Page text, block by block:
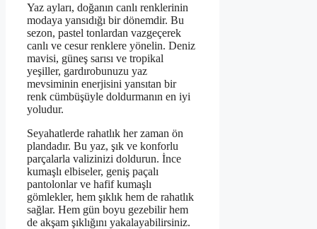
Yaz ayları, doğanın canlı renklerinin
modaya yansıdığı bir dönemdir. Bu
sezon, pastel tonlardan vazgeçerek
canlı ve cesur renklere yönelin. Deniz
mavisi, güneş sarısı ve tropikal
yeşiller, gardırobunuzu yaz
mevsiminin enerjisini yansıtan bir
renk cümbüşüyle doldurmanın en iyi
yoludur.
Seyahatlerde rahatlık her zaman ön
plandadır. Bu yaz, şık ve konforlu
parçalarla valizinizi doldurun. İnce
kumaşlı elbiseler, geniş paçalı
pantolonlar ve hafif kumaşlı
gömlekler, hem şıklık hem de rahatlık
sağlar. Hem gün boyu gezebilir hem
de akşam şıklığını yakalayabilirsiniz.